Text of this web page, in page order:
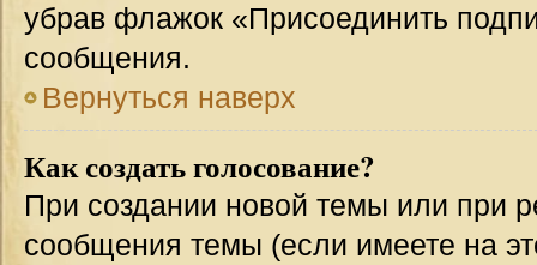
убрав флажок «Присоединить
сообщения.
Вернуться наверх
Как создать голосование?
При создании новой темы или при
сообщения темы (если имеете на